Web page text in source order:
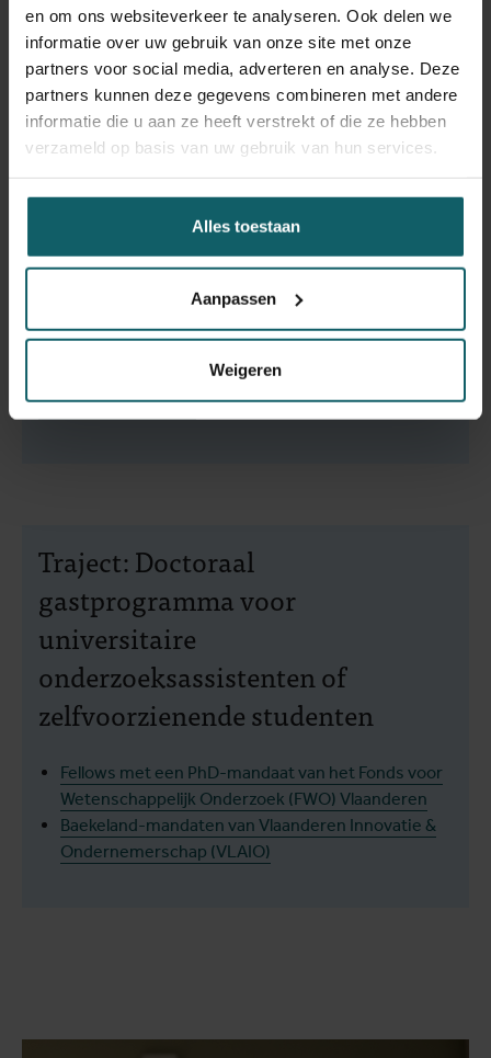
en om ons websiteverkeer te analyseren. Ook delen we
informatie over uw gebruik van onze site met onze
partners voor social media, adverteren en analyse. Deze
partners kunnen deze gegevens combineren met andere
informatie die u aan ze heeft verstrekt of die ze hebben
verzameld op basis van uw gebruik van hun services.
Alles toestaan
Aanpassen
Weigeren
arbeidsovereenkomst.Bekijk onze openstaande
onderzoeksposities.
Traject: Junior onderzoeker
een specifiek onderzoeksproject of meerdere
arbeidsovereenkomst.Bekijk onze openstaande
onderzoeksposities.
Traject: Doctoraal
gastprogramma voor
universitaire
onderzoeksassistenten of
zelfvoorzienende studenten
Fellows met een PhD-mandaat van het Fonds voor
Wetenschappelijk Onderzoek (FWO) Vlaanderen
Baekeland-mandaten van Vlaanderen Innovatie &
Ondernemerschap (VLAIO)